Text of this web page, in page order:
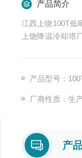
产品简介
江西上饶100T低
上饶降温冷却
产品型号：
厂商性质：生
产